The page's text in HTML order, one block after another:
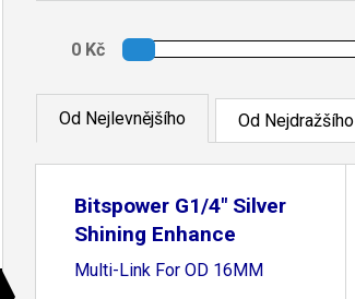
Od Nejlevnějšího Od Nejdražšího
Bitspower G1/4" Silver
Shining Enhance
Multi-Link For OD 16MM